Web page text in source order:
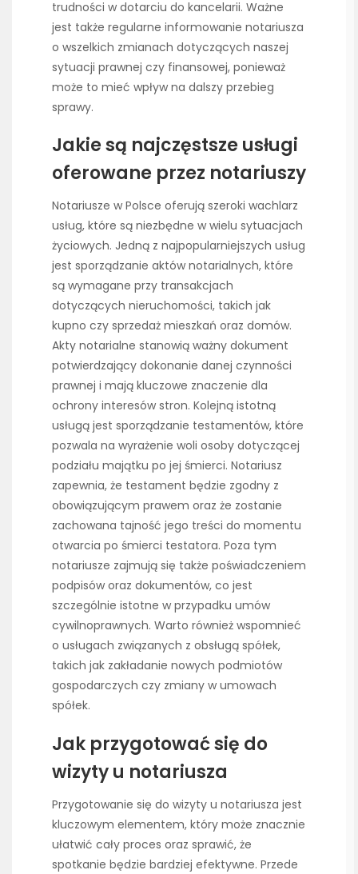
trudności w dotarciu do kancelarii. Ważne
jest także regularne informowanie notariusza
o wszelkich zmianach dotyczących naszej
sytuacji prawnej czy finansowej, ponieważ
może to mieć wpływ na dalszy przebieg
sprawy.
Jakie są najczęstsze usługi
oferowane przez notariuszy
Notariusze w Polsce oferują szeroki wachlarz
usług, które są niezbędne w wielu sytuacjach
życiowych. Jedną z najpopularniejszych usług
jest sporządzanie aktów notarialnych, które
są wymagane przy transakcjach
dotyczących nieruchomości, takich jak
kupno czy sprzedaż mieszkań oraz domów.
Akty notarialne stanowią ważny dokument
potwierdzający dokonanie danej czynności
prawnej i mają kluczowe znaczenie dla
ochrony interesów stron. Kolejną istotną
usługą jest sporządzanie testamentów, które
pozwala na wyrażenie woli osoby dotyczącej
podziału majątku po jej śmierci. Notariusz
zapewnia, że testament będzie zgodny z
obowiązującym prawem oraz że zostanie
zachowana tajność jego treści do momentu
otwarcia po śmierci testatora. Poza tym
notariusze zajmują się także poświadczeniem
podpisów oraz dokumentów, co jest
szczególnie istotne w przypadku umów
cywilnoprawnych. Warto również wspomnieć
o usługach związanych z obsługą spółek,
takich jak zakładanie nowych podmiotów
gospodarczych czy zmiany w umowach
spółek.
Jak przygotować się do
wizyty u notariusza
Przygotowanie się do wizyty u notariusza jest
kluczowym elementem, który może znacznie
ułatwić cały proces oraz sprawić, że
spotkanie będzie bardziej efektywne. Przede